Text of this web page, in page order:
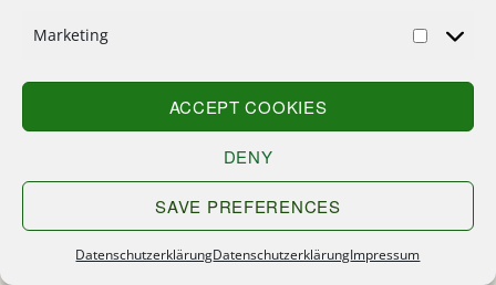
Marketing
ACCEPT COOKIES
DENY
SAVE PREFERENCES
DatenschutzerklärungDatenschutzerklärungImpressum